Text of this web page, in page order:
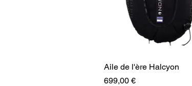
Aperçu rapide
Aile de l'ère Halcyon
Prix
699,00 €